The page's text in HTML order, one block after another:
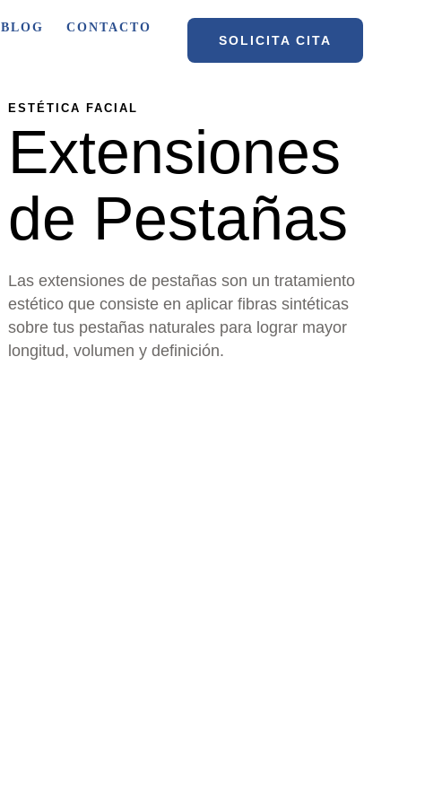
BLOG CONTACTO
SOLICITA CITA
ESTÉTICA FACIAL
Extensiones
de Pestañas
Las extensiones de pestañas son un tratamiento
estético que consiste en aplicar fibras sintéticas
sobre tus pestañas naturales para lograr mayor
longitud, volumen y definición.